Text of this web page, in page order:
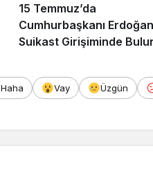
15 Temmuz’da
Cumhurbaşkanı
Suikast Girişiminde
Afyonkarahisar’da
Haha Vay Üzgün